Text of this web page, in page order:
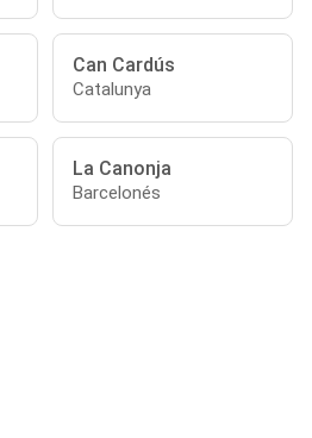
Can Cardús
Catalunya
La Canonja
Barcelonés